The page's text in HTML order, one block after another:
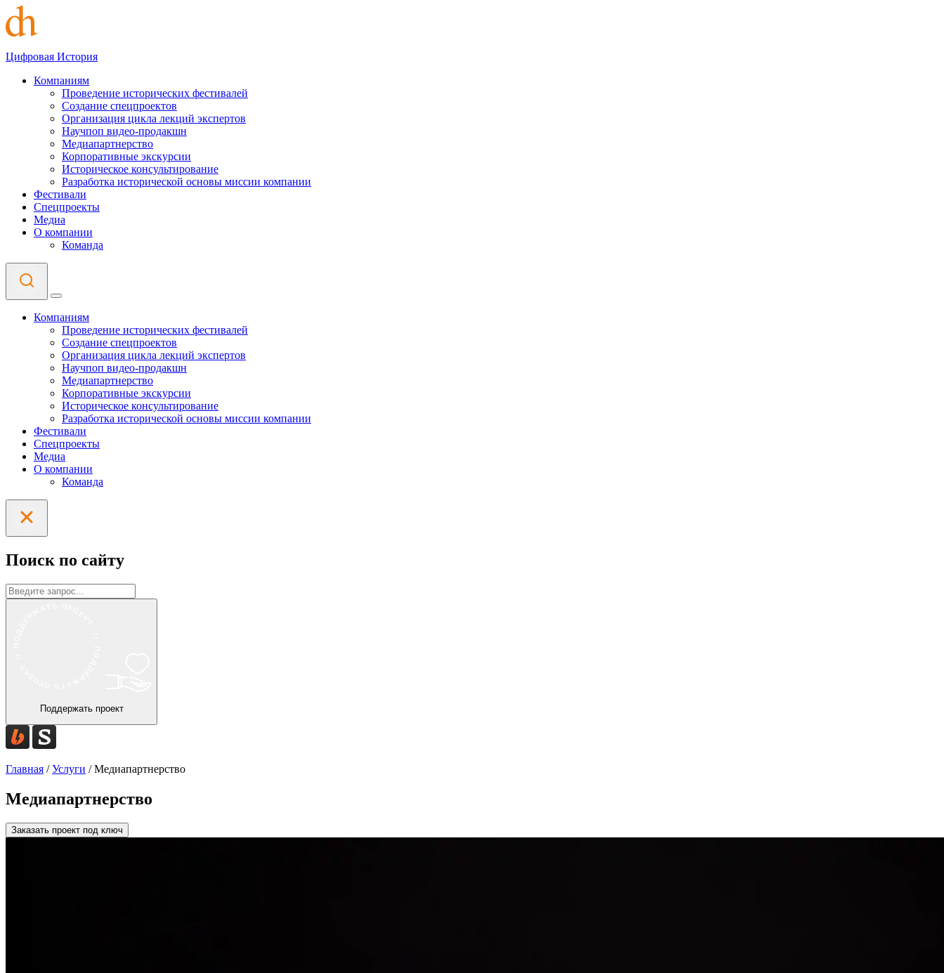
Цифровая История
Компаниям
Проведение исторических фестивалей
Создание спецпроектов
Организация цикла лекций экспертов
Научпоп видео-продакшн
Медиапартнерство
Корпоративные экскурсии
Историческое консультирование
Разработка исторической основы миссии компании
Фестивали
Спецпроекты
Медиа
О компании
Команда
Компаниям
Проведение исторических фестивалей
Создание спецпроектов
Организация цикла лекций экспертов
Научпоп видео-продакшн
Медиапартнерство
Корпоративные экскурсии
Историческое консультирование
Разработка исторической основы миссии компании
Фестивали
Спецпроекты
Медиа
О компании
Команда
Поиск по сайту
Поддержать проект
Главная /Услуги /Медиапартнерство
Медиапартнерство
Заказать проект под ключ